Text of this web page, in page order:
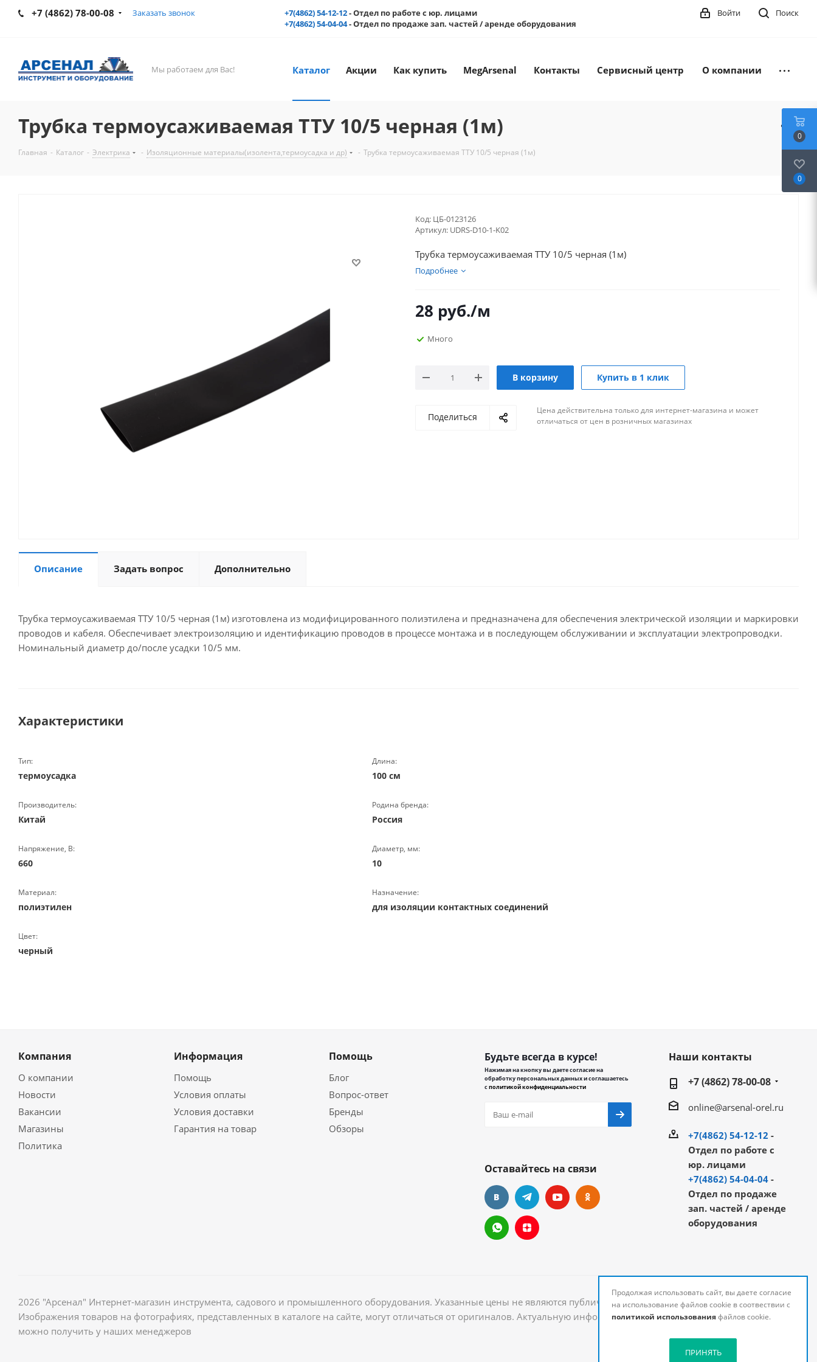
+7 (4862) 78-00-08 Заказать звонок +7(4862) 54-12-12- Отдел по работе с юр. лицами
+7(4862) 54-04-04- Отдел по продаже зап. частей / аренде оборудования
Поиск
Войти
Мы работаем для Вас! Каталог Акции Как купить MegArsenal Контакты Сервисный центр О компании
Трубка термоусаживаемая ТТУ 10/5 черная (1м)
Главная - Каталог - Электрика - Изоляционные материалы(изолента,термоусадка и др) - Трубка термоусаживаемая ТТУ 10/5 черная (1м)
Код: ЦБ-0123126
Артикул: UDRS-D10-1-K02
Трубка термоусаживаемая ТТУ 10/5 черная (1м)
Подробнее
28 руб./м
Много
В корзину Купить в 1 клик
Поделиться
Цена действительна только для интернет-магазина и может
отличаться от цен в розничных магазинах
Описание Задать вопрос Дополнительно
Трубка термоусаживаемая ТТУ 10/5 черная (1м) изготовлена из модифицированного полиэтилена и предназначена для обеспечения электрической изоляции и маркировки
проводов и кабеля. Обеспечивает электроизоляцию и идентификацию проводов в процессе монтажа и в последующем обслуживании и эксплуатации электропроводки.
Номинальный диаметр до/после усадки 10/5 мм.
Характеристики
Тип:
термоусадка
Длина:
100 см
Производитель:
Китай
Родина бренда:
Россия
Напряжение, В:
660
Диаметр, мм:
10
Материал:
полиэтилен
Назначение:
для изоляции контактных соединений
Цвет:
черный
Компания
О компании
Новости
Вакансии
Магазины
Политика
Информация
Помощь
Условия оплаты
Условия доставки
Гарантия на товар
Помощь
Блог
Вопрос-ответ
Бренды
Обзоры
Будьте всегда в курсе!
Нажимая на кнопку вы даете согласие на
обработку персональных данных и соглашаетесь
сполитикой конфиденциальности
Оставайтесь на связи
Наши контакты
+7 (4862) 78-00-08
online@arsenal-orel.ru
+7(4862) 54-12-12 -
Отдел по работе с
юр. лицами
+7(4862) 54-04-04-
Отдел по продаже
зап. частей / аренде
оборудования
2026 "Арсенал" Интернет-магазин инструмента, садового и промышленного оборудования. Указанные цены не являются публичной офертой и могут быть изменены.
Изображения товаров на фотографиях, представленных в каталоге на сайте, могут отличаться от оригиналов. Актуальную информацию о стоимости и наличии товаров
можно получить у наших менеджеров
0
0
Продолжая использовать сайт, вы даете согласие
на использование файлов cookie в соотвествии с
политикой использованияфайлов cookie.
ПРИНЯТЬ